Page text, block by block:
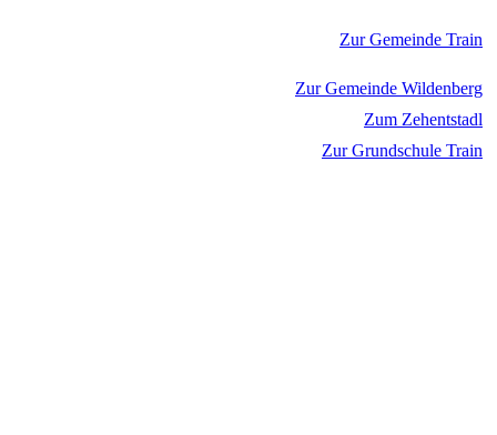
Zur Gemeinde Train
Zur Gemeinde Wildenberg
Zum Zehentstadl
Zur Grundschule Train